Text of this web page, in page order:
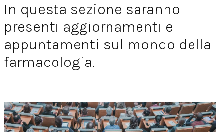
In questa sezione saranno
presenti aggiornamenti e
appuntamenti sul mondo della
farmacologia.